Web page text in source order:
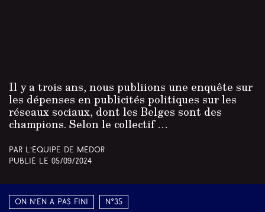
Il y a trois ans, nous publiions une enquête sur
les dépenses en publicités politiques sur les
réseaux sociaux, dont les Belges sont des
champions. Selon le collectif …
Par L’équipe de Médor
Publié le 05/09/2024
On n’en a pas fini N°35